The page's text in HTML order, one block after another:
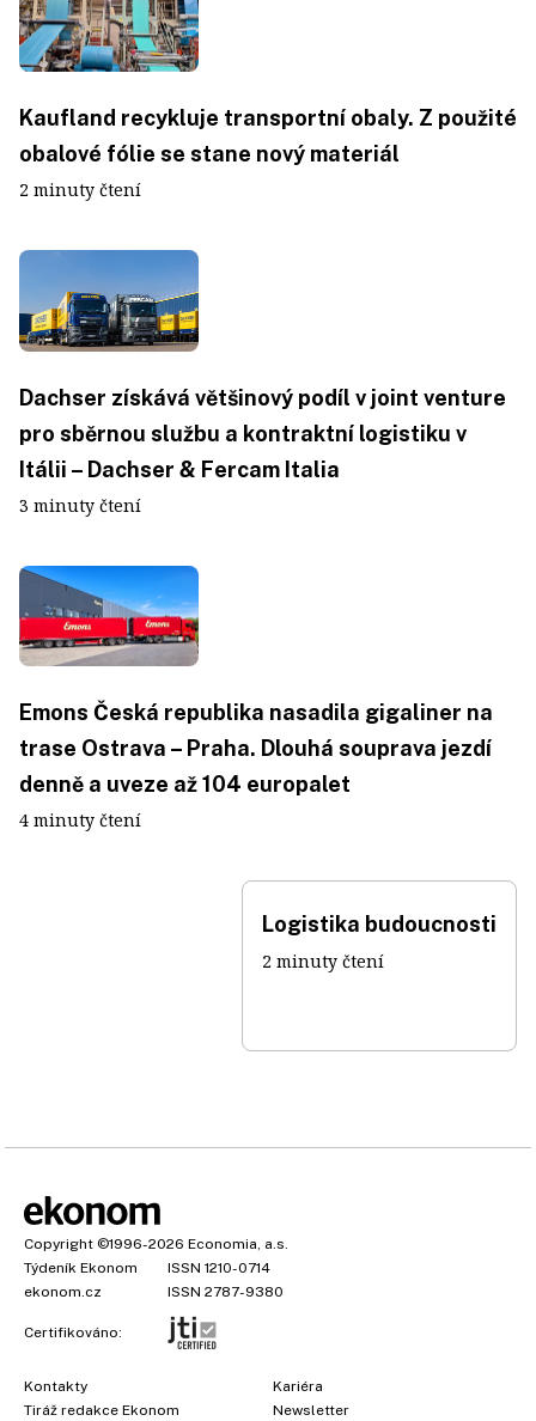
Kaufland recykluje transportní obaly. Z použité
obalové fólie se stane nový materiál
2 minuty čtení
Dachser získává většinový podíl v joint venture
pro sběrnou službu a kontraktní logistiku v
Itálii – Dachser & Fercam Italia
3 minuty čtení
Emons Česká republika nasadila gigaliner na
trase Ostrava – Praha. Dlouhá souprava jezdí
denně a uveze až 104 europalet
4 minuty čtení
Logistika budoucnosti
2 minuty čtení
Copyright ©1996-2026 Economia, a.s.
Týdeník Ekonom
ISSN 1210-0714
ekonom.cz
ISSN 2787-9380
Certifikováno:
Kontakty
Tiráž redakce Ekonom
Kariéra
Newsletter